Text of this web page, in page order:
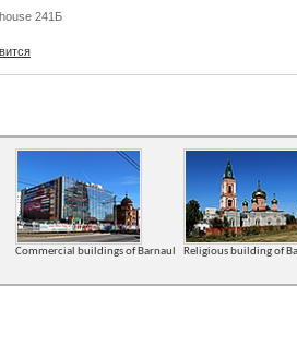
, house 241Б
Commercial buildings of Barnaul Religious building of